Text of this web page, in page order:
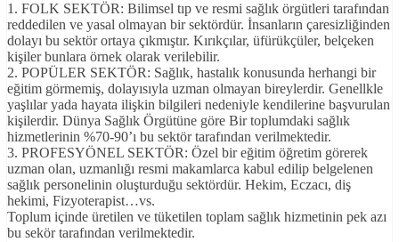
1. FOLK SEKTÖR: Bilimsel tıp ve resmi sağlık örgütleri tarafından
reddedilen ve yasal olmayan bir sektördür. İnsanların çaresizliğinden
dolayı bu sektör ortaya çıkmıştır. Kırıkçılar, üfürükçüler, belçeken
kişiler bunlara örnek olarak verilebilir.
2. POPÜLER SEKTÖR: Sağlık, hastalık konusunda herhangi bir
eğitim görmemiş, dolayısıyla uzman olmayan bireylerdir. Genellkle
yaşlılar yada hayata ilişkin bilgileri nedeniyle kendilerine başvurulan
kişilerdir. Dünya Sağlık Örgütüne göre Bir toplumdaki sağlık
hizmetlerinin %70-90’ı bu sektör tarafından verilmektedir.
3. PROFESYÖNEL SEKTÖR: Özel bir eğitim öğretim görerek
uzman olan, uzmanlığı resmi makamlarca kabul edilip belgelenen
sağlık personelinin oluşturduğu sektördür. Hekim, Eczacı, diş
hekimi, Fizyoterapist…vs.
Toplum içinde üretilen ve tüketilen toplam sağlık hizmetinin pek azı
bu sekör tarafından verilmektedir.